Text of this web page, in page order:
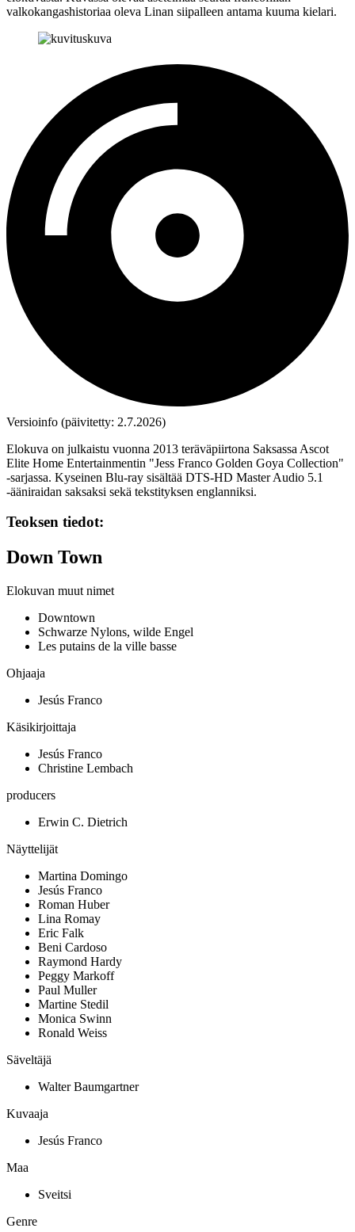
valkokangashistoriaa oleva Linan siipalleen antama kuuma kielari.
Versioinfo (päivitetty: 2.7.2026)
Elokuva on julkaistu vuonna 2013 teräväpiirtona Saksassa Ascot
Elite Home Entertainmentin "Jess Franco Golden Goya Collection"
‑sarjassa. Kyseinen Blu‑ray sisältää DTS‑HD Master Audio 5.1
‑ääniraidan saksaksi sekä tekstityksen englanniksi.
Teoksen tiedot:
Down Town
Elokuvan muut nimet
Downtown
Schwarze Nylons, wilde Engel
Les putains de la ville basse
Ohjaaja
Jesús Franco
Käsikirjoittaja
Jesús Franco
Christine Lembach
producers
Erwin C. Dietrich
Näyttelijät
Martina Domingo
Jesús Franco
Roman Huber
Lina Romay
Eric Falk
Beni Cardoso
Raymond Hardy
Peggy Markoff
Paul Muller
Martine Stedil
Monica Swinn
Ronald Weiss
Säveltäjä
Walter Baumgartner
Kuvaaja
Jesús Franco
Maa
Sveitsi
Genre